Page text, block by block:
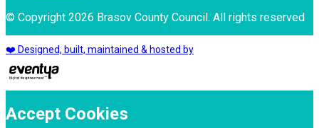
© Copyright 2026 Brasov County Council. All rights reserved
❤️ Designed, built, maintained & hosted by
Accept Cookies